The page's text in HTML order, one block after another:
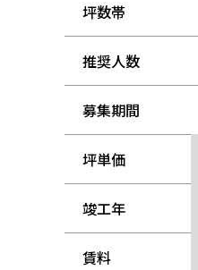
坪数帯
推奨人数
募集期間
坪単価
竣工年
賃料